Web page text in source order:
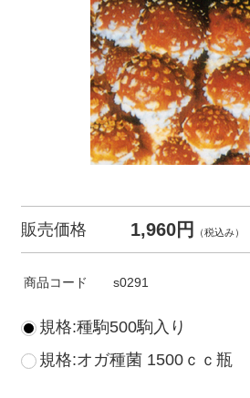
販売価格 1,960円 （税込み）
商品コード s0291
規格:種駒500駒入り
規格:オガ種菌 1500ｃｃ瓶